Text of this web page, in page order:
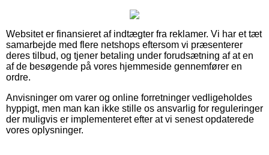
Websitet er finansieret af indtægter fra reklamer. Vi har et tæt
samarbejde med flere netshops eftersom vi præsenterer
deres tilbud, og tjener betaling under forudsætning af at en
af de besøgende på vores hjemmeside gennemfører en
ordre.
Anvisninger om varer og online forretninger vedligeholdes
hyppigt, men man kan ikke stille os ansvarlig for reguleringer
der muligvis er implementeret efter at vi senest opdaterede
vores oplysninger.